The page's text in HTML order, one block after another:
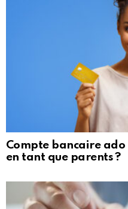
Compte bancaire
en tant que parents ?